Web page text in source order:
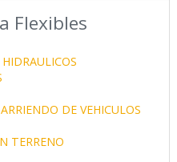
Flexibles
ARRIENDO DE VEHICULOS
TERRENO